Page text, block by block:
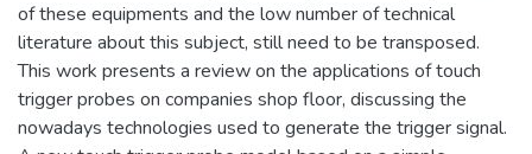
of these equipments and the low number of technical
literature about this subject, still need to be transposed.
This work presents a review on the applications of touch
trigger probes on companies shop floor, discussing the
nowadays technologies used to generate the trigger signal.